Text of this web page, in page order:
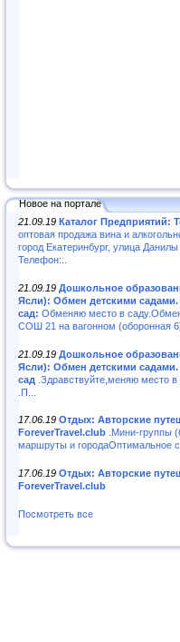
Новое на портале
21.09.19 Каталог Предприятий:
оптовая продажа вина и
город Екатеринбург, улица
Телефон:..
21.09.19 Дошкольное
Ясли): Обмен детскими садами.
сад: Обменяю место в
СОШ 21 на вагонном (оборонная 6)
21.09.19 Дошкольное
Ясли): Обмен детскими садами.
сад .Здравствуйте,меняю место
.П...
17.06.19 Отдых: Авторские
ForeverTravel.club .Мини-группы
маршруты и городаОптимальное
17.06.19 Отдых: Авторские
ForeverTravel.club
Посмотреть все